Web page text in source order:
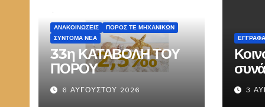
ΑΝΑΚΟΙΝΏΣΕΙΣ
ΠΌΡΟΣ ΤΕ ΜΗΧΑΝΙΚΏΝ
ΣΎΝΤΟΜΑ ΝΈΑ
33η ΚΑΤΑΒΟΛΗ ΤΟΥ
ΠΟΡΟΥ
6 ΑΥΓΟΎΣΤΟΥ 2026 3